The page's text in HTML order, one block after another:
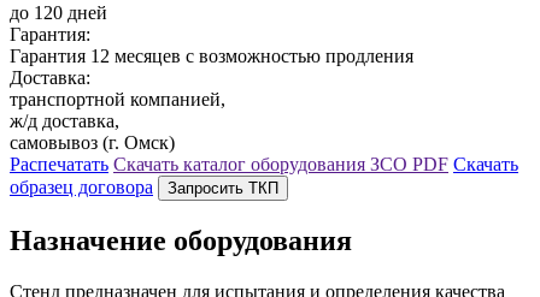
до 120 дней
Гарантия:
Гарантия 12 месяцев с возможностью продления
Доставка:
транспортной компанией,
ж/д доставка,
самовывоз (г. Омск)
Распечатать Скачать каталог оборудования ЗСО PDF Скачать
образец договора
Запросить ТКП
Назначение оборудования
Стенд предназначен для испытания и определения качества